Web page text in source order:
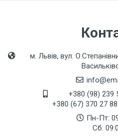
м. Львів, вул.
+380 (98) 239
+380 (67) 370 27
Пн-Пт:
Сб: